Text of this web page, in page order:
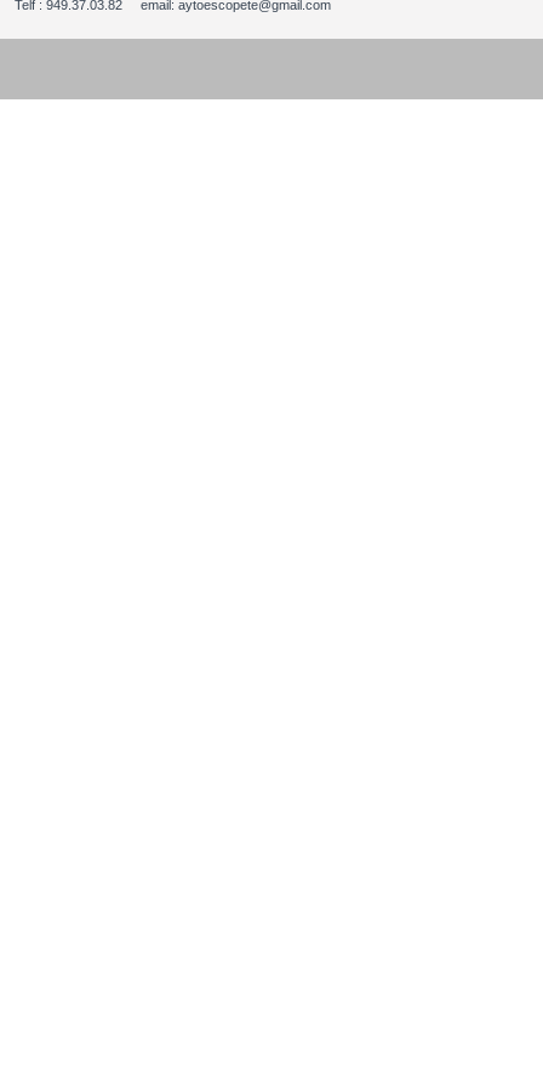
Telf : 949.37.03.82 email: aytoescopete@gmail.com